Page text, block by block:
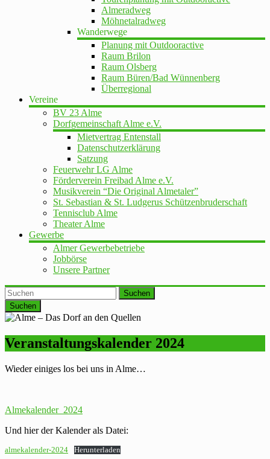
Almeradweg
Möhnetalradweg
Wanderwege
Planung mit Outdooractive
Raum Brilon
Raum Olsberg
Raum Büren/Bad Wünnenberg
Überregional
Vereine
BV 23 Alme
Dorfgemeinschaft Alme e.V.
Mietvertrag Entenstall
Datenschutzerklärung
Satzung
Feuerwehr LG Alme
Förderverein Freibad Alme e.V.
Musikverein “Die Original Almetaler”
St. Sebastian & St. Ludgerus Schützenbruderschaft
Tennisclub Alme
Theater Alme
Gewerbe
Almer Gewerbebetriebe
Jobbörse
Unsere Partner
Suchen
Veranstaltungskalender 2024
Wieder einiges los bei uns in Alme…
Almekalender_2024
Und hier der Kalender als Datei:
almekalender-2024 Herunterladen